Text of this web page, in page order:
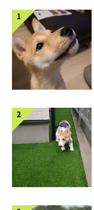
「前足でツンツン」
「前足でチョイチ
「手を、クイッ
「なでていた手
いきます」